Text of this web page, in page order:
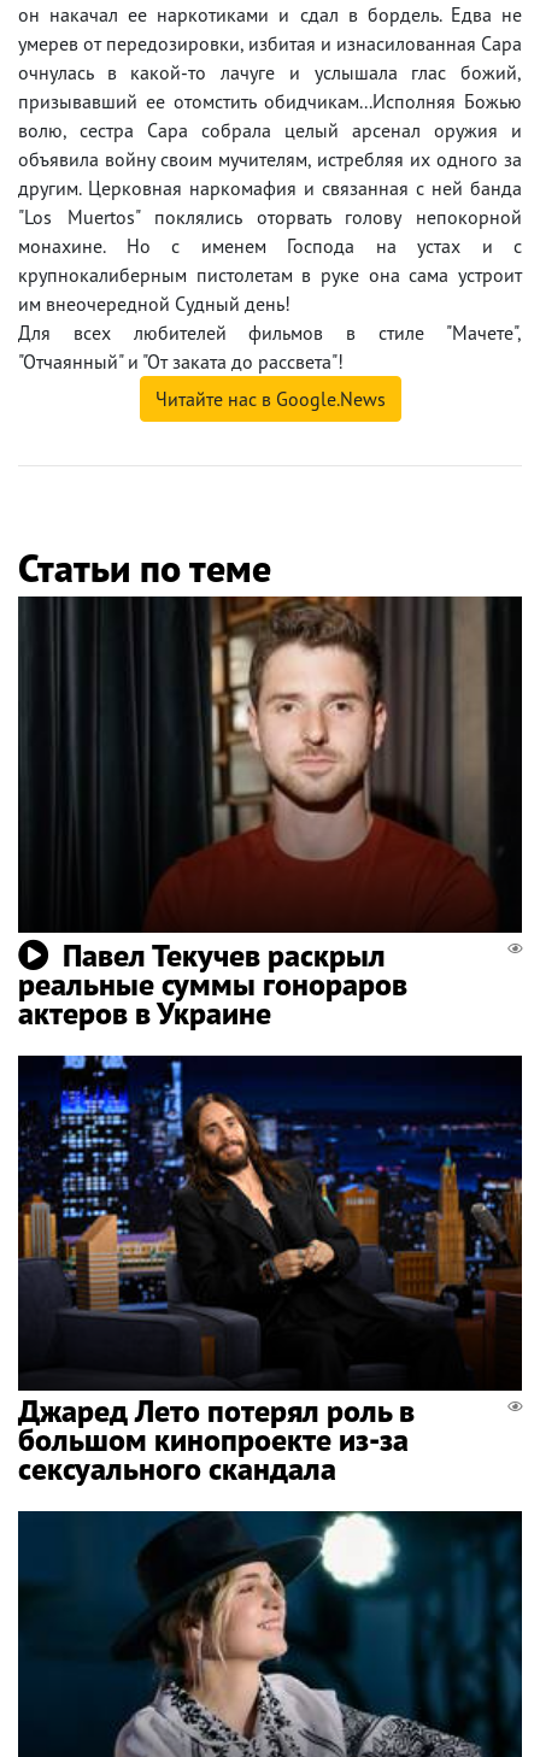
он накачал ее наркотиками и сдал в бордель. Едва не
умерев от передозировки, избитая и изнасилованная Сара
очнулась в какой-то лачуге и услышала глас божий,
призывавший ее отомстить обидчикам...Исполняя Божью
волю, сестра Сара собрала целый арсенал оружия и
объявила войну своим мучителям, истребляя их одного за
другим. Церковная наркомафия и связанная с ней банда
"Los Muertos" поклялись оторвать голову непокорной
монахине. Но с именем Господа на устах и с
крупнокалиберным пистолетам в руке она сама устроит
им внеочередной Судный день!
Для всех любителей фильмов в стиле "Мачете",
"Отчаянный" и "От заката до рассвета"!
Читайте нас в Google.News
Статьи по теме
Павел Текучев раскрыл
реальные суммы гонораров
актеров в Украине
Джаред Лето потерял роль в
большом кинопроекте из-за
сексуального скандала